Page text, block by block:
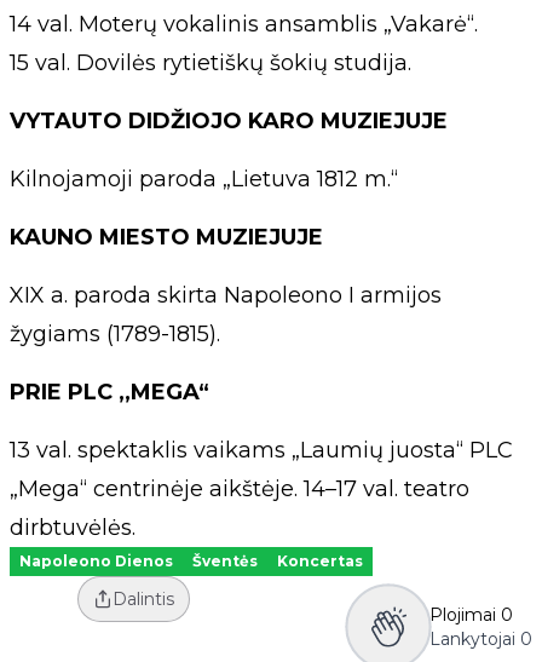
14 val. Moterų vokalinis ansamblis „Vakarė“.
15 val. Dovilės rytietiškų šokių studija.
VYTAUTO DIDŽIOJO KARO MUZIEJUJE
Kilnojamoji paroda „Lietuva 1812 m.“
KAUNO MIESTO MUZIEJUJE
XIX a. paroda skirta Napoleono I armijos
žygiams (1789-1815).
PRIE PLC ,,MEGA“
13 val. spektaklis vaikams „Laumių juosta“ PLC
„Mega“ centrinėje aikštėje. 14–17 val. teatro
dirbtuvėlės.
Napoleono Dienos Šventės Koncertas
Dalintis
Plojimai 0
Lankytojai 0